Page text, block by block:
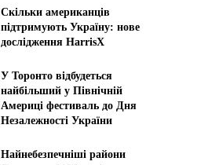
Скільки американців
підтримують Україну: нове
дослідження HarrisX
У Торонто відбудеться
найбільший у Північній
Америці фестиваль до Дня
Незалежності України
Найнебезпечніші райони